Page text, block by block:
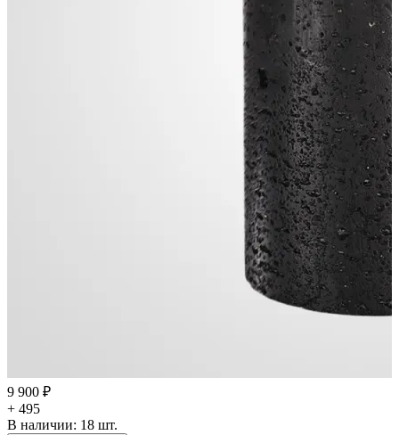
9 900 ₽
+ 495
В наличии: 18 шт.